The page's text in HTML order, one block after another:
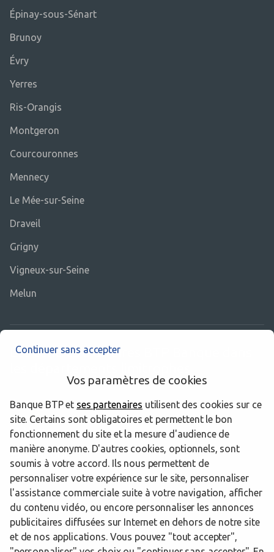
Épinay-sous-Sénart
Brunoy
Évry
Yerres
Ris-Orangis
Montgeron
Courcouronnes
Mennecy
Le Mée-sur-Seine
Draveil
Grigny
Vigneux-sur-Seine
Melun
Les centres d’affaires BTP Banque dans
45 Loiret
51 Marne
95 Val-d'Oise
Trouver un centre d’affaires BTP Banque
Seine-et-Marne
Lieusaint
Continuer sans accepter
Vos paramètres de cookies
Banque BTP et ses partenaires utilisent des cookies sur ce
site. Certains sont obligatoires et permettent le bon
fonctionnement du site et la mesure d'audience de
manière anonyme. D'autres cookies, optionnels, sont
soumis à votre accord. Ils nous permettent de
personnaliser votre expérience sur le site, personnaliser
l'assistance commerciale suite à votre navigation, afficher
du contenu vidéo, ou encore personnaliser les annonces
publicitaires diffusées sur Internet en dehors de notre site
et de nos applications. Vous pouvez "tout accepter",